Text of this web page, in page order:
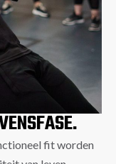
fit worden